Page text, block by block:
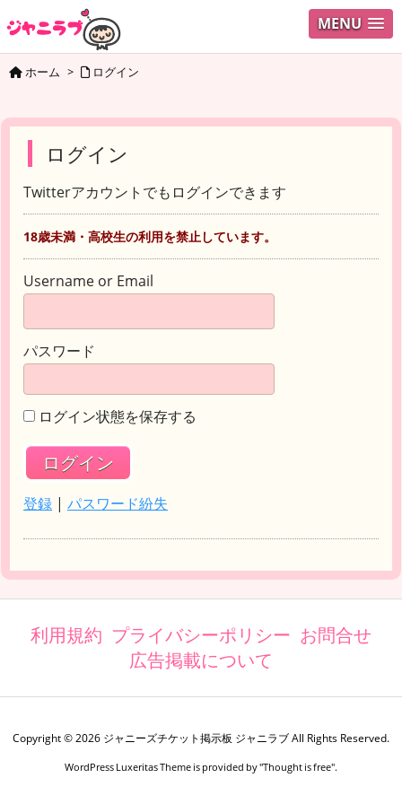
MENU
ホーム > ログイン
ログイン
Twitterアカウントでもログインできます
18歳未満・高校生の利用を禁止しています。
Username or Email
パスワード
ログイン状態を保存する
登録 | パスワード紛失
利用規約 プライバシーポリシー お問合せ
広告掲載について
Copyright ©2026 ジャニーズチケット掲示板 ジャニラブAll Rights Reserved.
WordPress Luxeritas Theme is provided by "Thought is free".